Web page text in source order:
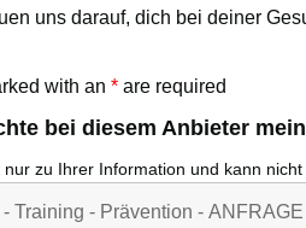
uns darauf, dich bei deiner
with an * are required
bei diesem Anbieter
nur zu Ihrer Information und kann nicht